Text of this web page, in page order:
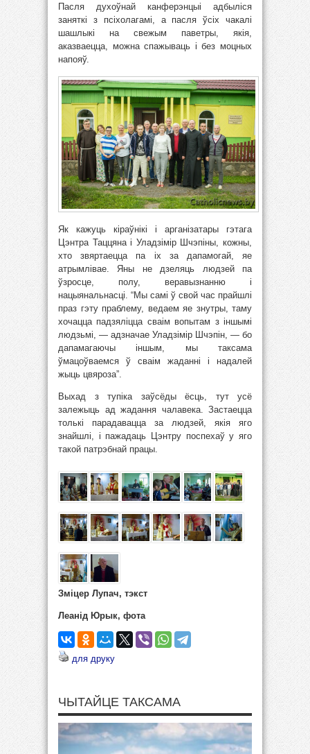
Пасля духоўнай канферэнцыі адбыліся
заняткі з псіхолагамі, а пасля ўсіх чакалі
шашлыкі на свежым паветры, якія,
аказваецца, можна спажываць і без моцных
напояў.
Як кажуць кіраўнікі і арганізатары гэтага
Цэнтра Таццяна і Уладзімір Шчэпіны, кожны,
хто звяртаецца па іх за дапамогай, яе
атрымлівае. Яны не дзеляць людзей па
ўзросце, полу, веравызнанню і
нацыянальнасці. “Мы самі ў свой час прайшлі
праз гэту праблему, ведаем яе знутры, таму
хочацца падзяліцца сваім вопытам з іншымі
людзьмі, — адзначае Уладзімір Шчэпін, — бо
дапамагаючы іншым, мы таксама
ўмацоўваемся ў сваім жаданні і надалей
жыць цвяроза”.
Выхад з тупіка заўсёды ёсць, тут усё
залежыць ад жадання чалавека. Застаецца
толькі парадавацца за людзей, якія яго
знайшлі, і пажадаць Цэнтру поспехаў у яго
такой патрэбнай працы.
Зміцер Лупач, тэкст
Леанід Юрык, фота
для друку
ЧЫТАЙЦЕ ТАКСАМА